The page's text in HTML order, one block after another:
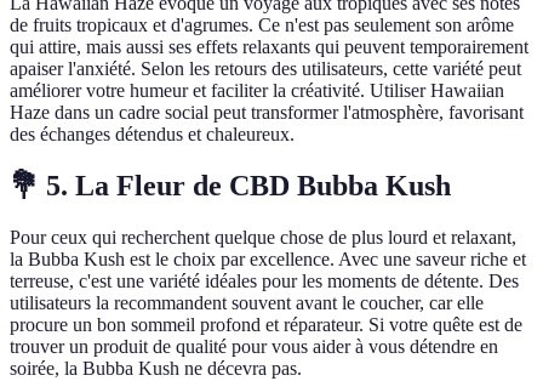
de fruits tropicaux et d'agrumes. Ce n'est pas seulement son arôme
qui attire, mais aussi ses effets relaxants qui peuvent temporairement
apaiser l'anxiété. Selon les retours des utilisateurs, cette variété peut
améliorer votre humeur et faciliter la créativité. Utiliser Hawaiian
Haze dans un cadre social peut transformer l'atmosphère, favorisant
des échanges détendus et chaleureux.
💐 5. La Fleur de CBD Bubba Kush
Pour ceux qui recherchent quelque chose de plus lourd et relaxant,
la Bubba Kush est le choix par excellence. Avec une saveur riche et
terreuse, c'est une variété idéales pour les moments de détente. Des
utilisateurs la recommandent souvent avant le coucher, car elle
procure un bon sommeil profond et réparateur. Si votre quête est de
trouver un produit de qualité pour vous aider à vous détendre en
soirée, la Bubba Kush ne décevra pas.